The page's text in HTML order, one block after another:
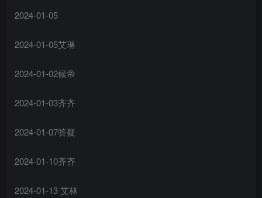
2024-01-05
2024-01-05艾琳
2024-01-02候帝
2024-01-03齐齐
2024-01-07答疑
2024-01-10齐齐
2024-01-13 艾林